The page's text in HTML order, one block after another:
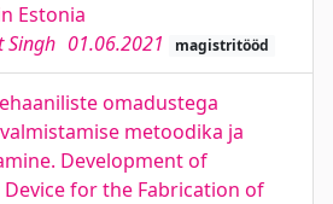
Estonia
Singh 01.06.2021 magistritööd
omadustega
metoodika ja
Development of
for the Fabrication of